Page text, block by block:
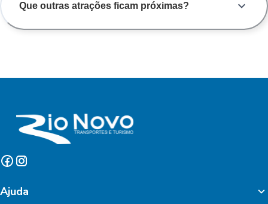
Que outras atrações ficam próximas?
Ajuda